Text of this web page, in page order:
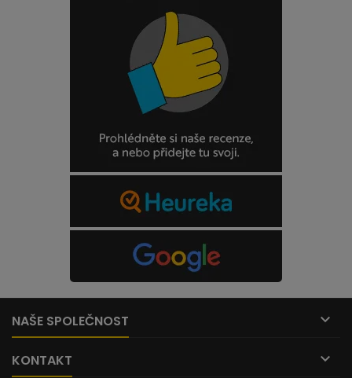
NAŠE SPOLEČNOST 
KONTAKT 